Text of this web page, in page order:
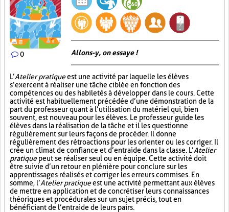
0 Allons-y, on essaye !
L’Atelier pratiqueest une activité par laquelle les élèves
s’exercent à réaliser une tâche ciblée en fonction des
compétences ou des habiletés à développer dans le cours. Cette
activité est habituellement précédée d’une démonstration de la
part du professeur quant à l’utilisation du matériel qui, bien
souvent, est nouveau pour les élèves. Le professeur guide les
élèves dans la réalisation de la tâche et il les questionne
régulièrement sur leurs façons de procéder. Il donne
régulièrement des rétroactions pour les orienter ou les corriger. Il
crée un climat de confiance et d’entraide dans la classe. L’Atelier
pratiquepeut se réaliser seul ou en équipe. Cette activité doit
être suivie d’un retour en plénière pour conclure sur les
apprentissages réalisés et corriger les erreurs commises. En
somme, l’Atelier pratiqueest une activité permettant aux élèves
de mettre en application et de concrétiser leurs connaissances
théoriques et procédurales sur un sujet précis, tout en
bénéficiant de l’entraide de leurs pairs.